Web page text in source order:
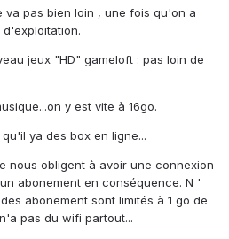
va pas bien loin , une fois qu'on a
jeux "HD" gameloft : pas loin de
y est vite à 16go.
ya des box en ligne...
nous obligent à avoir une connexion
abonement en conséquence. N '
abonement sont limités à 1 go de
pas du wifi partout...